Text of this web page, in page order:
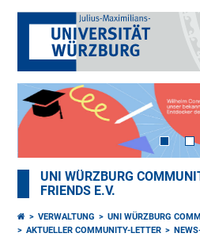
UNI WÜRZBURG
FRIENDS E.V.
VERWALTUNG UNI WÜRZBURG
AKTUELLER COMMUNITY-LETTER